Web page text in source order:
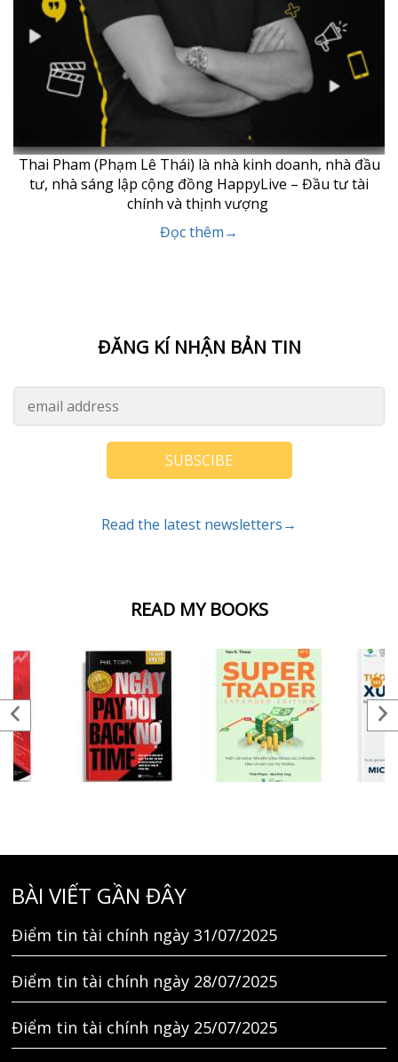
READ MY BOOKS
Thai Pham (Phạm Lê Thái) là nhà kinh doanh, nhà đầu
tư, nhà sáng lập cộng đồng HappyLive – Đầu tư tài
chính và thịnh vượng
Đọc thêm→
ĐĂNG KÍ NHẬN BẢN TIN
SUBSCIBE
Read the latest newsletters→
BÀI VIẾT GẦN ĐÂY
Điểm tin tài chính ngày 31/07/2025
Điểm tin tài chính ngày 28/07/2025
Điểm tin tài chính ngày 25/07/2025